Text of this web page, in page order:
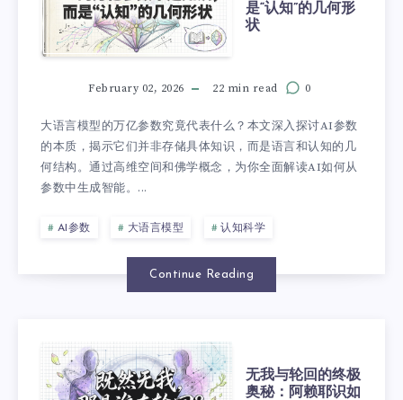
是“认知”的几何形
状
February 02, 2026 22 min read 0
大语言模型的万亿参数究竟代表什么？本文深入探讨AI参数
的本质，揭示它们并非存储具体知识，而是语言和认知的几
何结构。通过高维空间和佛学概念，为你全面解读AI如何从
参数中生成智能。...
AI参数 大语言模型 认知科学
Continue Reading
无我与轮回的终极
奥秘：阿赖耶识如